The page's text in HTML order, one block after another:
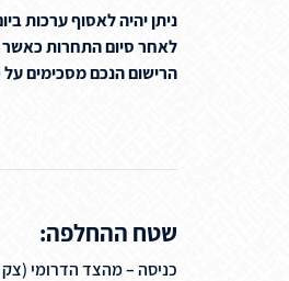
ניתן יהיה לאסוף
הרישום הנכם מסכימים
שטח ההחלפה:
כניסה – מהצד הדרומי